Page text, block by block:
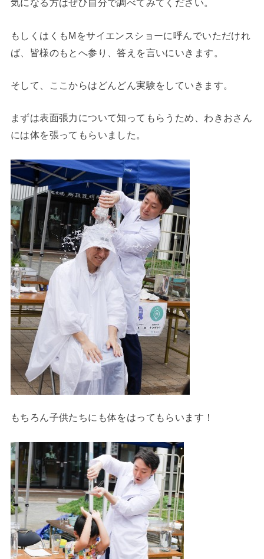
気になる方はぜひ自分で調べてみてください。
もしくはくもMをサイエンスショーに呼んでいただけれ
ば、皆様のもとへ参り、答えを言いにいきます。
そして、ここからはどんどん実験をしていきます。
まずは表面張力について知ってもらうため、わきおさん
には体を張ってもらいました。
もちろん子供たちにも体をはってもらいます！